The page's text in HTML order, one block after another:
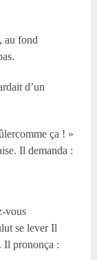
au fond
d’un
ça ! »
Il demanda :
vous
se lever Il
Il prononça :